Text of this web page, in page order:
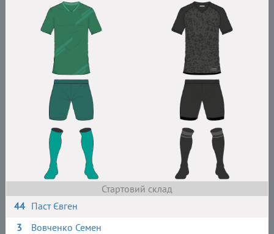
Стартовий склад
44 Паст Євген
3
Вовченко Семен